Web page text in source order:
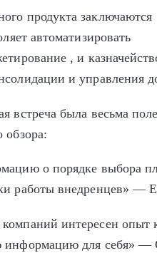
продукта заключаются
автоматизировать
, и
и управления
встреча была весьма
обзора:
о порядке выбора
работы внедренцев» —
интересен опыт
информацию для себя»